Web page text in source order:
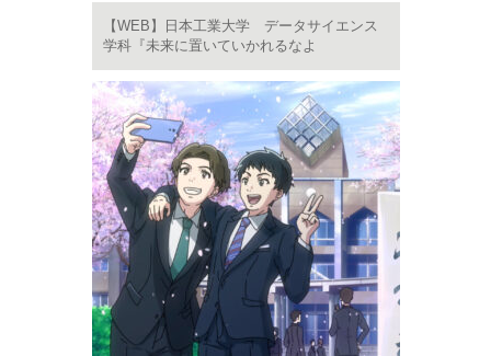
【WEB】日本工業大学 データサイエンス
学科『未来に置いていかれるなよ